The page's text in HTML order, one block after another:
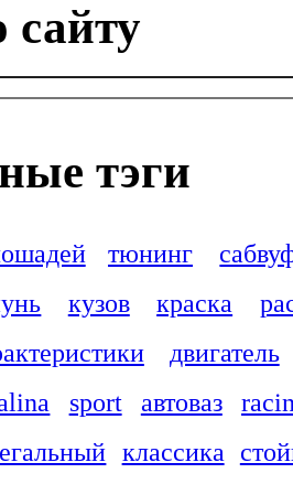
тэги
тюнинг
кузов краска
двигатель
sport автоваз
классика